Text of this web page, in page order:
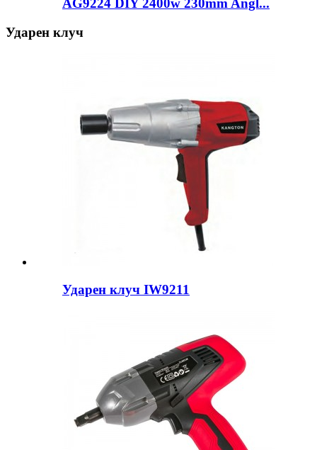
AG9224 DIY 2400w 230mm Angl...
Ударен клуч
Ударен клуч IW9211